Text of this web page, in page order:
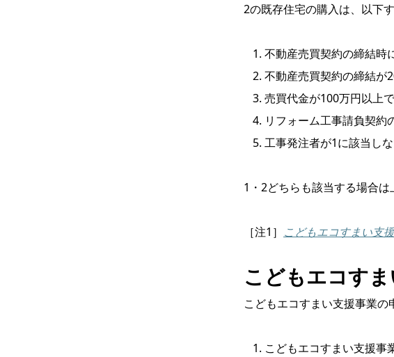
2の既存住宅の購入は、以下
不動産売買契約の締結時
不動産売買契約の締結が
売買代金が100万円以上
リフォーム工事請負契約
工事発注者が1に該当し
1・2どちらも該当する場合
［注1］ こどもエコすまい支
こどもエコす
こどもエコすまい支援事業の
こどもエコすまい支援事